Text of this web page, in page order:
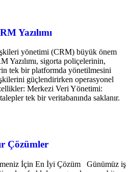
Yazılımı
yönetimi (CRM) büyük önem
Yazılımı, sigorta poliçelerinin,
tek bir platformda yönetilmesini
güçlendirirken operasyonel
Merkezi Veri Yönetimi:
tek bir veritabanında saklanır.
Çözümler
İçin En İyi Çözüm Günümüz iş